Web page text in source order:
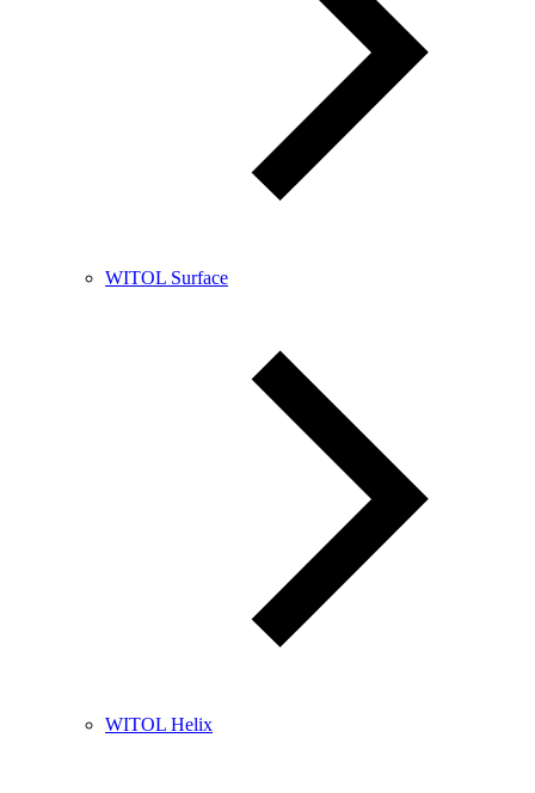
WITOL Surface
WITOL Helix